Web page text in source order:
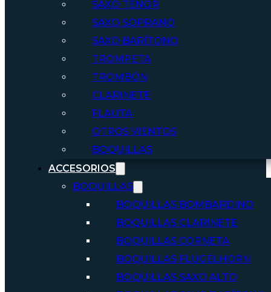
SAXO TENOR
SAXO SOPRANO
SAXO BARÍTONO
TROMPETA
TROMBÓN
CLARINETE
FLAUTA
OTROS VIENTOS
BOQUILLAS
ACCESORIOS
BOQUILLAS
BOQUILLAS BOMBARDINO
BOQUILLAS CLARINETE
BOQUILLAS CORNETA
BOQUILLAS FLUGELHORN
BOQUILLAS SAXO ALTO